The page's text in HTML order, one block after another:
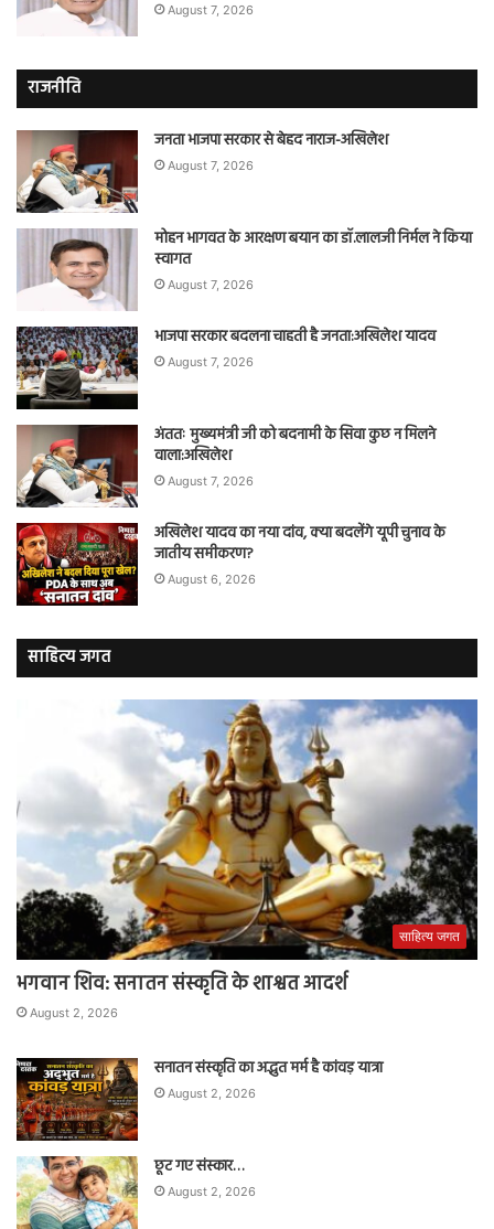
August 7, 2026
राजनीति
जनता भाजपा सरकार से बेहद नाराज-अखिलेश
August 7, 2026
मोहन भागवत के आरक्षण बयान का डॉ.लालजी निर्मल ने किया
स्वागत
August 7, 2026
भाजपा सरकार बदलना चाहती है जनता:अखिलेश यादव
August 7, 2026
अंततः मुख्यमंत्री जी को बदनामी के सिवा कुछ न मिलने
वाला:अखिलेश
August 7, 2026
अखिलेश यादव का नया दांव, क्या बदलेंगे यूपी चुनाव के
जातीय समीकरण?
August 6, 2026
साहित्य जगत
साहित्य जगत
भगवान शिव: सनातन संस्कृति के शाश्वत आदर्श
August 2, 2026
सनातन संस्कृति का अद्भुत मर्म है कांवड़ यात्रा
August 2, 2026
छूट गए संस्कार…
August 2, 2026